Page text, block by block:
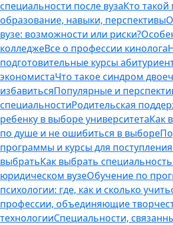
специальности после вузаКто такой
образование, навыки, перспективы
вузе: возможности или риски?
колледжеВсе о профессии кинолога
подготовительные курсы
экономистаЧто такое синдром
избавитьсяПопулярные и
специальностиРодительская
ребенку в выборе университетаКак
по душе и не ошибиться в выборе
программы и курсы для поступления
выбратьКак выбрать
юридическом вузеОбучение по
психологии: где, как и сколько
профессии, объединяющие
технологииСпециальности,